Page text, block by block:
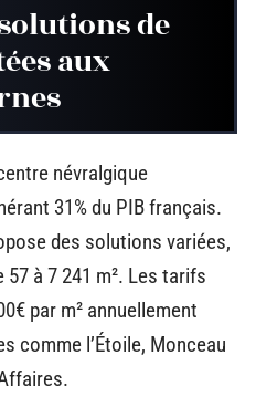
de
aux
névralgique
31% du PIB français.
des solutions variées,
à 7 241 m². Les tarifs
par m² annuellement
comme l’Étoile, Monceau